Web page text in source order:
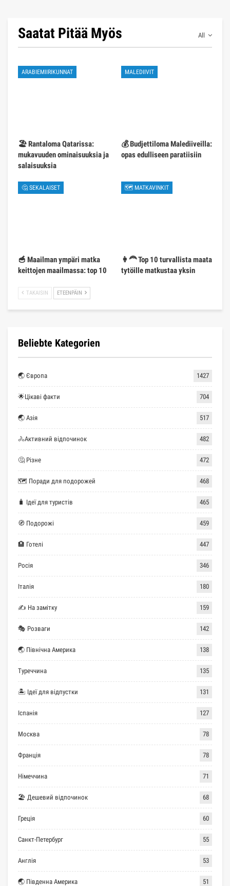
All
Saatat Pitää Myös
ARABIEMIIRIKUNNAT
🏖️ Rantaloma Qatarissa:
mukavuuden ominaisuuksia ja
salaisuuksia
MALEDIIVIT
💰 Budjettiloma Malediiveilla:
opas edulliseen paratiisiin
🤔 SEKALAISET
🥣 Maailman ympäri matka
keittojen maailmassa: top 10
🗺 MATKAVINKIT
👩‍🦰 Top 10 turvallista maata
tytöille matkustaa yksin
TAKAISIN ETEENPÄIN
Beliebte Kategorien
🌏 Європа 1427
🌟Цікаві факти 704
🌏 Азія 517
🚴Активний відпочинок 482
🤔 Різне 472
🗺 Поради для подорожей 468
🧳 Ідеї для туристів 465
🧭 Подорожі 459
🏨 Готелі 447
Росія 346
Італія 180
✍ На замітку 159
🎭 Розваги 142
🌏 Північна Америка 138
Туреччина 135
🏝 Ідеї для відпустки 131
Іспанія 127
Москва 78
Франція 78
Німеччина 71
🏖 Дешевий відпочинок 68
Греція 60
Санкт-Петербург 55
Англія 53
🌏 Південна Америка 51